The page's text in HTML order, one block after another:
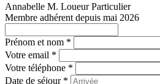
Annabelle M. Loueur Particulier
Membre adhérent depuis mai 2026
Prénom et nom *
Votre email *
Votre téléphone *
Date de séjour *